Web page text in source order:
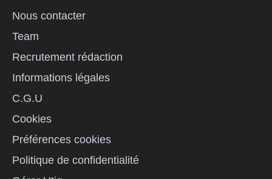
Nous contacter
Team
Recrutement rédaction
Informations légales
C.G.U
Cookies
Préférences cookies
Politique de confidentialité